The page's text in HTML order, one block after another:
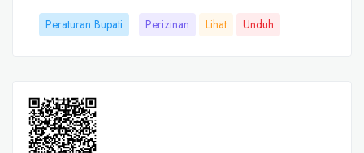
Peraturan Bupati Perizinan Lihat Unduh